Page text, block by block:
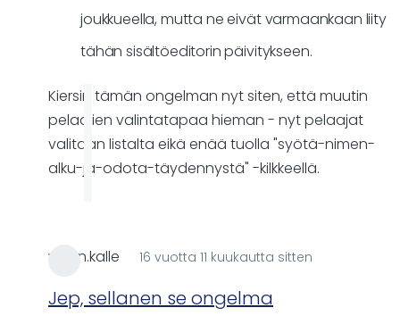
joukkueella, mutta ne eivät varmaankaan liity
tähän sisältöeditorin päivitykseen.
Kiersin tämän ongelman nyt siten, että muutin
pelaajien valintatapaa hieman - nyt pelaajat
valitaan listalta eikä enää tuolla "syötä-nimen-
alku-ja-odota-täydennystä" -kilkkeellä.
wallin.kalle 16 vuotta 11 kuukautta sitten
Jep, sellanen se ongelma